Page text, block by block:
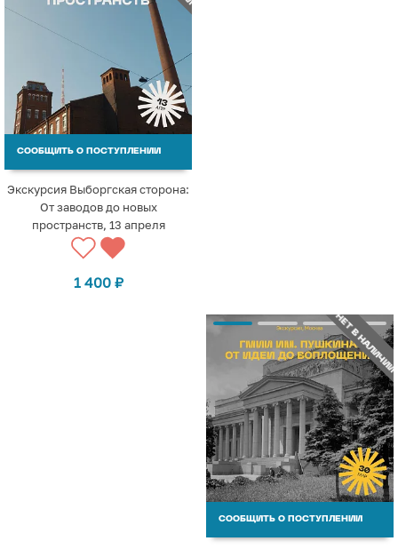
СООБЩИТЬ О ПОСТУПЛЕНИИ
Экскурсия Выборгская сторона:
От заводов до новых
пространств, 13 апреля
1 400 ₽
НЕТ В НАЛИЧИИ
СООБЩИТЬ О ПОСТУПЛЕНИИ